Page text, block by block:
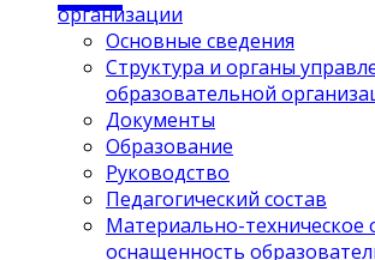
организации
Основные сведения
Структура и органы
образовательной
Документы
Образование
Руководство
Педагогический состав
Материально-техническое
оснащенность